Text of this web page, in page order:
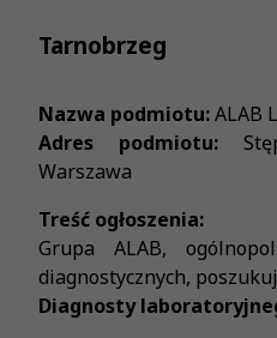
Tarnobrzeg
Nazwa podmiotu:ALAB
Adres podmiotu:
Warszawa
Treść ogłoszenia:
Grupa ALAB,
diagnostycznych,
Diagnosty